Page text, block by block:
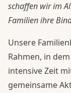
schaffen wir im
Familien ihre
Unsere
Rahmen, in
intensive Zeit
gemeinsame